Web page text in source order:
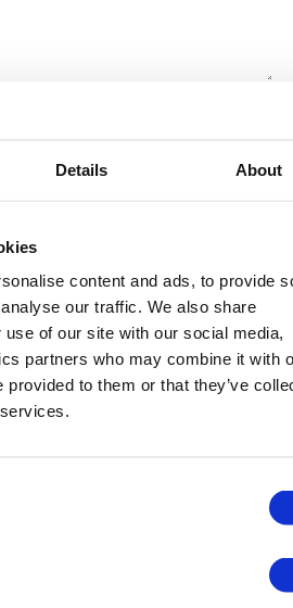
Details About
content and ads, to provide
our traffic. We also share
of our site with our social media,
partners who may combine it with
provided to them or that they’ve
e-mail et mon site dans le
commentaire.